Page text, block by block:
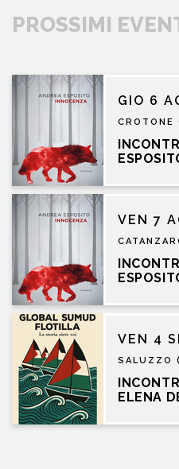
PROSSIMI
GIO 6
CROTONE
VEN 7
VEN 4
SALUZZO
ELENA